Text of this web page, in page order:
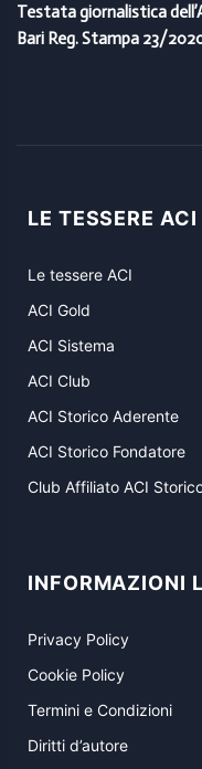
Testata giornalistica
Bari Reg. Stampa 23/
LE TESSERE ACI
Le tessere ACI
ACI Gold
ACI Sistema
ACI Club
ACI Storico Aderente
ACI Storico Fondatore
Club Affiliato ACI
INFORMAZIONI
Privacy Policy
Cookie Policy
Termini e Condizioni
Diritti d’autore